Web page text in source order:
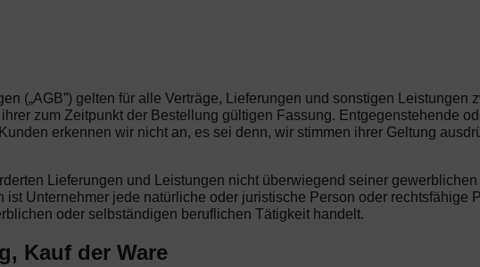
(„AGB”) gelten für alle Verträge, Lieferungen und sonstigen Leistungen
zum Zeitpunkt der Bestellung gültigen Fassung. Entgegenstehende
erkennen wir nicht an, es sei denn, wir stimmen ihrer Geltung
Lieferungen und Leistungen nicht überwiegend seiner
Unternehmer jede natürliche oder juristische Person oder rechtsfähige
oder selbständigen beruflichen Tätigkeit handelt.
Kauf der Ware